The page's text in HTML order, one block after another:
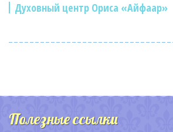
Духовный центр Ориса «Айфаар»
Полезные ссылки